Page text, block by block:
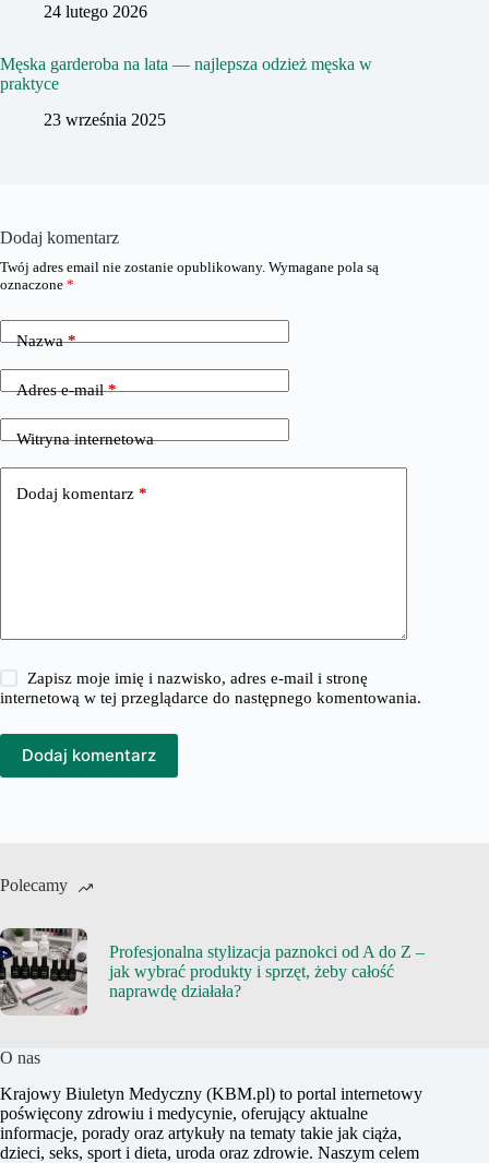
24 lutego 2026
Męska garderoba na lata — najlepsza odzież męska w
praktyce
23 września 2025
Dodaj komentarz
Twój adres email nie zostanie opublikowany. Wymagane pola są
oznaczone *
Nazwa*
Adres e-mail*
Witryna internetowa
Dodaj komentarz *
Zapisz moje imię i nazwisko, adres e-mail i stronę
internetową w tej przeglądarce do następnego komentowania.
Dodaj komentarz
Polecamy
Profesjonalna stylizacja paznokci od A do Z –
jak wybrać produkty i sprzęt, żeby całość
naprawdę działała?
O nas
Krajowy Biuletyn Medyczny (KBM.pl) to portal internetowy
poświęcony zdrowiu i medycynie, oferujący aktualne
informacje, porady oraz artykuły na tematy takie jak ciąża,
dzieci, seks, sport i dieta, uroda oraz zdrowie. Naszym celem